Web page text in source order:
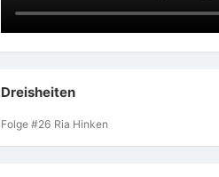
Dreisheiten
Folge #26 Ria Hinken